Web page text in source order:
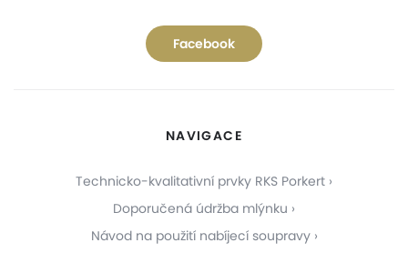
Facebook
NAVIGACE
Technicko-kvalitativní prvky RKS Porkert
Doporučená údržba mlýnku
Návod na použití nabíjecí soupravy